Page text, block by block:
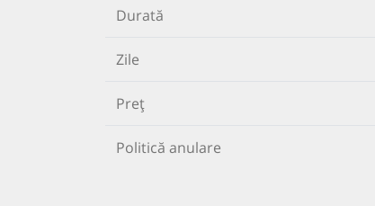
Durată
Zile
Preț
Politică anulare